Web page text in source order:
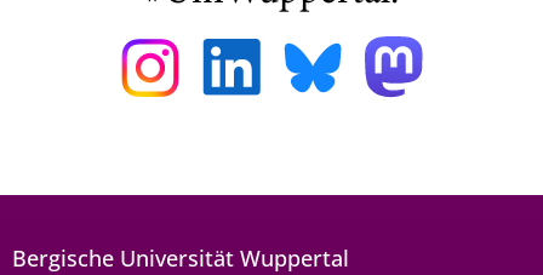
Bergische Universität Wuppertal